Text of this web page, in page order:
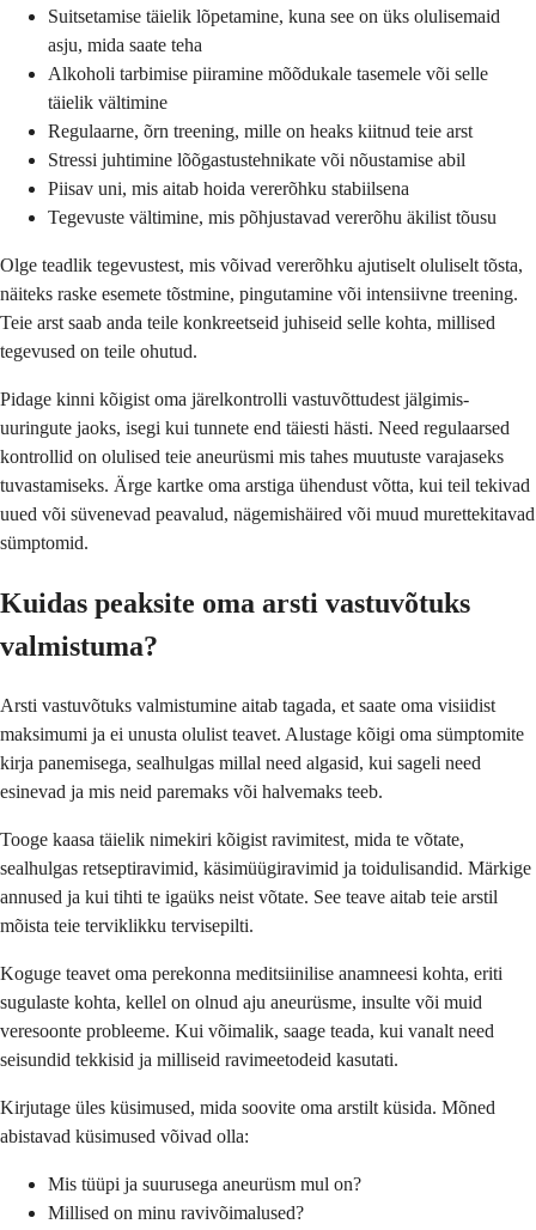
Suitsetamise täielik lõpetamine, kuna see on üks olulisemaid
asju, mida saate teha
Alkoholi tarbimise piiramine mõõdukale tasemele või selle
täielik vältimine
Regulaarne, õrn treening, mille on heaks kiitnud teie arst
Stressi juhtimine lõõgastustehnikate või nõustamise abil
Piisav uni, mis aitab hoida vererõhku stabiilsena
Tegevuste vältimine, mis põhjustavad vererõhu äkilist tõusu
Olge teadlik tegevustest, mis võivad vererõhku ajutiselt oluliselt tõsta,
näiteks raske esemete tõstmine, pingutamine või intensiivne treening.
Teie arst saab anda teile konkreetseid juhiseid selle kohta, millised
tegevused on teile ohutud.
Pidage kinni kõigist oma järelkontrolli vastuvõttudest jälgimis-
uuringute jaoks, isegi kui tunnete end täiesti hästi. Need regulaarsed
kontrollid on olulised teie aneurüsmi mis tahes muutuste varajaseks
tuvastamiseks. Ärge kartke oma arstiga ühendust võtta, kui teil tekivad
uued või süvenevad peavalud, nägemishäired või muud murettekitavad
sümptomid.
Kuidas peaksite oma arsti vastuvõtuks
valmistuma?
Arsti vastuvõtuks valmistumine aitab tagada, et saate oma visiidist
maksimumi ja ei unusta olulist teavet. Alustage kõigi oma sümptomite
kirja panemisega, sealhulgas millal need algasid, kui sageli need
esinevad ja mis neid paremaks või halvemaks teeb.
Tooge kaasa täielik nimekiri kõigist ravimitest, mida te võtate,
sealhulgas retseptiravimid, käsimüügiravimid ja toidulisandid. Märkige
annused ja kui tihti te igaüks neist võtate. See teave aitab teie arstil
mõista teie terviklikku tervisepilti.
Koguge teavet oma perekonna meditsiinilise anamneesi kohta, eriti
sugulaste kohta, kellel on olnud aju aneurüsme, insulte või muid
veresoonte probleeme. Kui võimalik, saage teada, kui vanalt need
seisundid tekkisid ja milliseid ravimeetodeid kasutati.
Kirjutage üles küsimused, mida soovite oma arstilt küsida. Mõned
abistavad küsimused võivad olla:
Mis tüüpi ja suurusega aneurüsm mul on?
Millised on minu ravivõimalused?